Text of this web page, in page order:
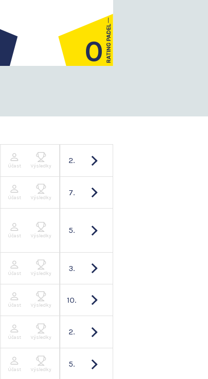
0
2.
Účast Výsledky
7.
Účast Výsledky
5.
Účast Výsledky
3.
Účast Výsledky
10.
Účast Výsledky
2.
Účast Výsledky
5.
Účast Výsledky